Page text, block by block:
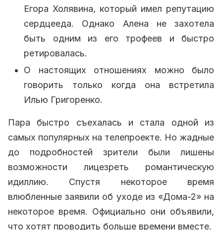
Егора Холявина, который имел репутацию
сердцееда. Однако Алена не захотела
быть одним из его трофеев и быстро
ретировалась.
О настоящих отношениях можно было
говорить только когда она встретила
Илью Григоренко.
Пара быстро съехалась и стала одной из
самых популярных на телепроекте. Но жадные
до подробностей зрители были лишены
возможности лицезреть романтическую
идиллию. Спустя некоторое время
влюбленные заявили об уходе из «Дома-2» на
некоторое время. Официально они объявили,
что хотят проводить больше времени вместе.